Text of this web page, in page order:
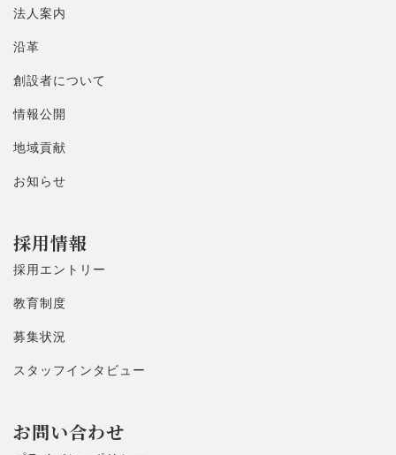
法人案内
沿革
創設者について
情報公開
地域貢献
お知らせ
採用情報
採用エントリー
教育制度
募集状況
スタッフインタビュー
お問い合わせ